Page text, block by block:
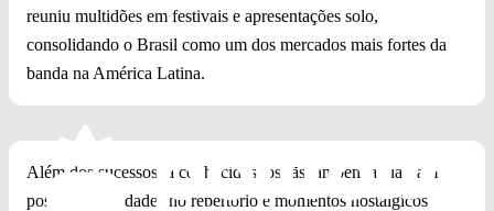
reuniu multidões em festivais e apresentações solo,
consolidando o Brasil como um dos mercados mais fortes da
banda na América Latina.
Além dos sucessos já conhecidos, os fãs também aguardam
possíveis novidades no repertório e momentos nostálgicos